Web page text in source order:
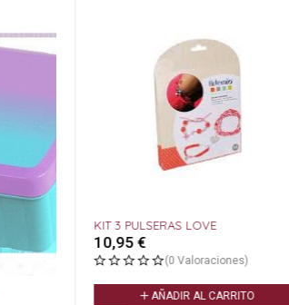
KIT 3 PULSERAS LOVE
€
(0 Valoraciones)
AÑADIR AL CARRITO